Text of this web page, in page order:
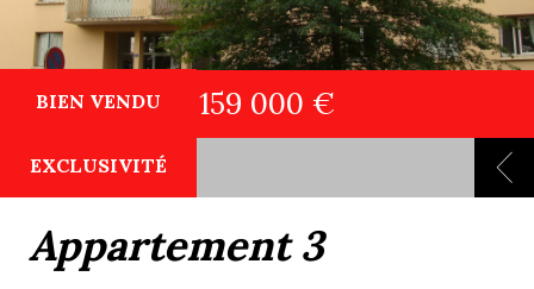
BIEN VENDU
EXCLUSIVITÉ
159 000 €
appartement 3